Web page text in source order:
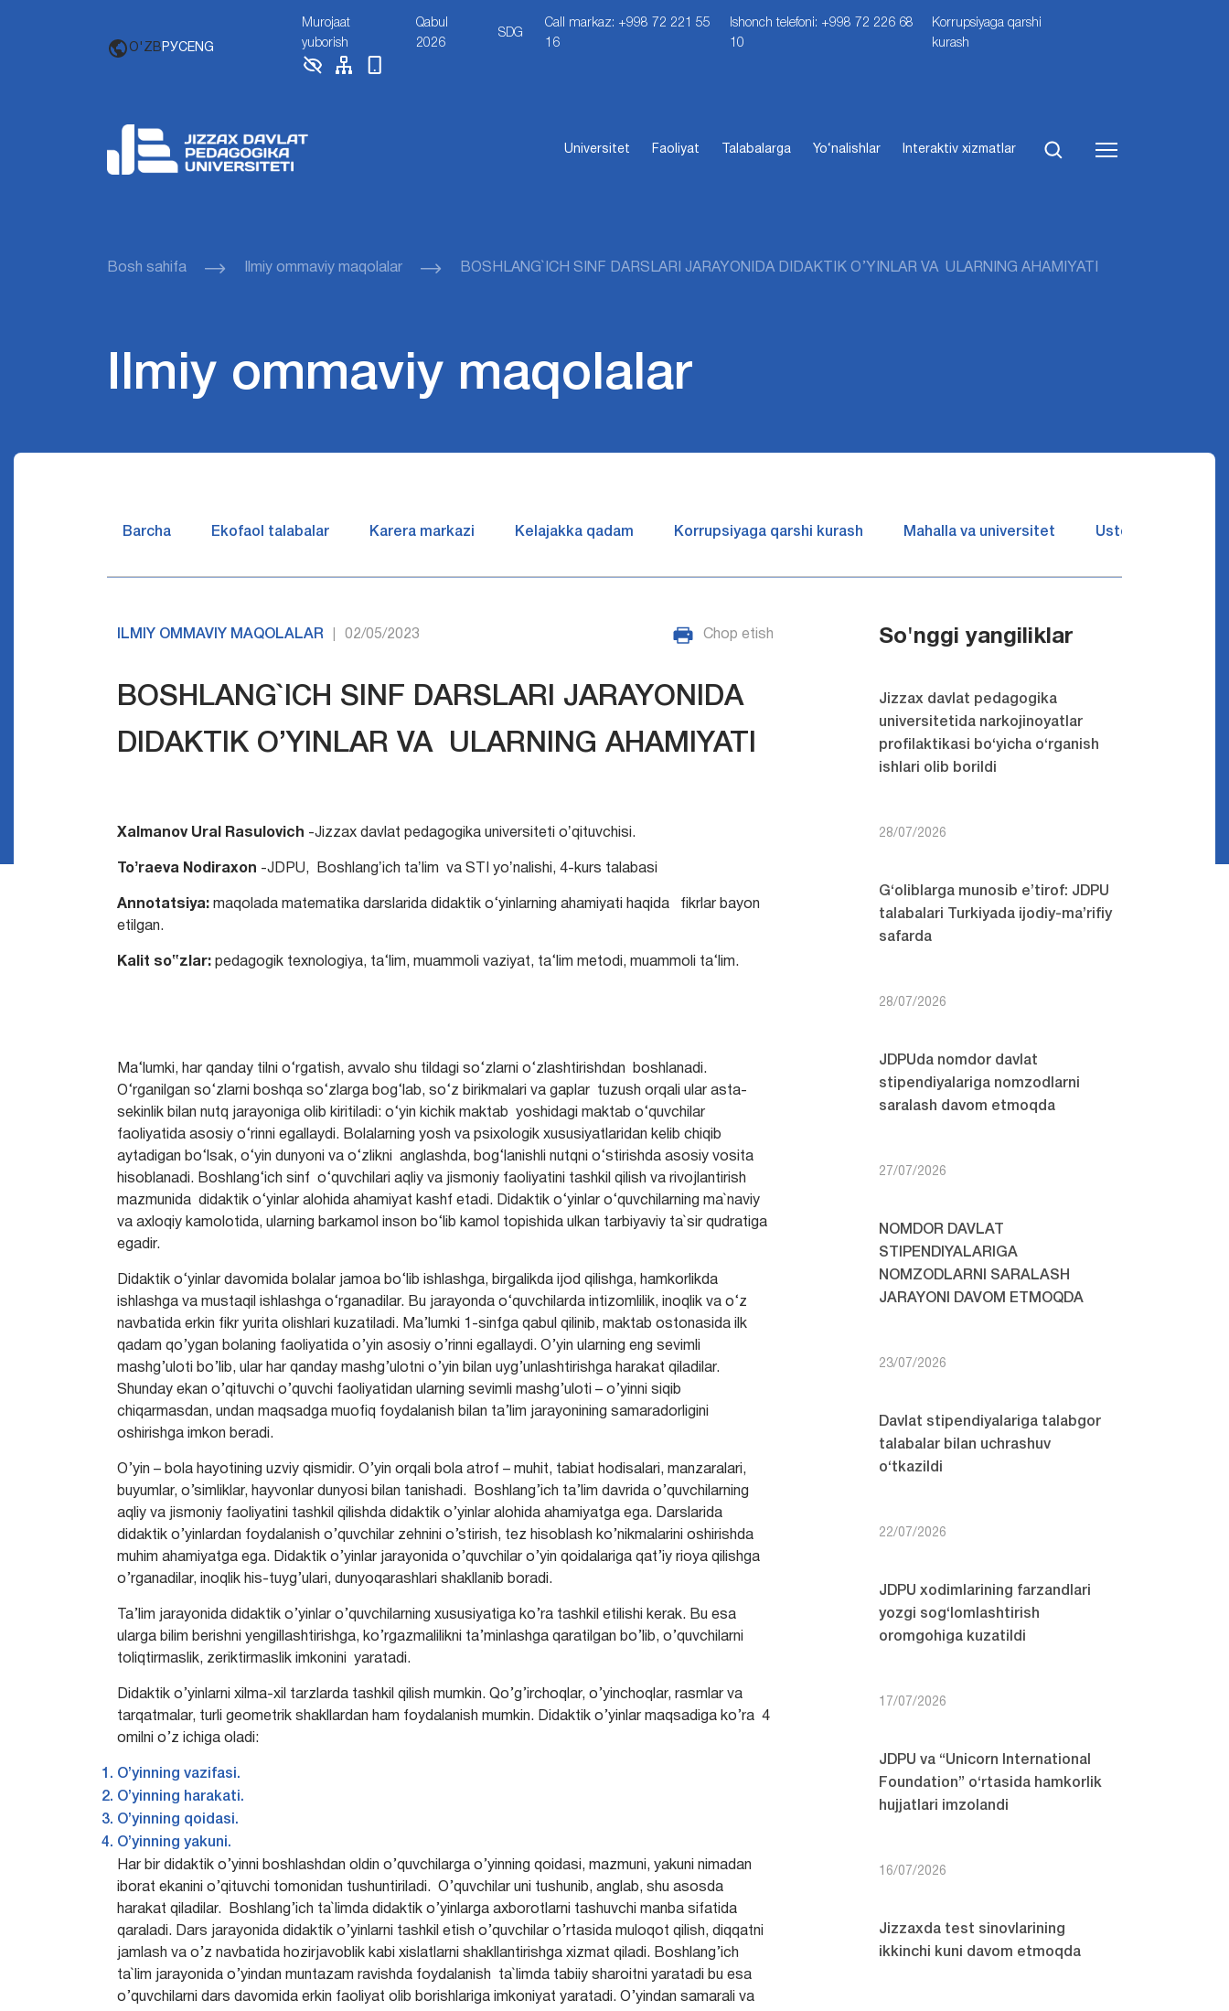
O'ZB РУСENG
Murojaat
yuborish
Qabul
2026
SDG
Call markaz: +998 72 221 55
16
Ishonch telefoni: +998 72 226 68
10
Korrupsiyaga qarshi
kurash
Universitet Faoliyat Talabalarga Yo‘nalishlar Interaktiv xizmatlar
Bosh sahifa Ilmiy ommaviy maqolalar BOSHLANG`ICH SINF DARSLARI JARAYONIDA DIDAKTIK O’YINLAR VA ULARNING AHAMIYATI
Ilmiy ommaviy maqolalar
Barcha Ekofaol talabalar Karera markazi Kelajakka qadam Korrupsiyaga qarshi kurash Mahalla va universitet Ustozlar suhbatin
ILMIY OMMAVIY MAQOLALAR 02/05/2023 Chop etish
BOSHLANG`ICH SINF DARSLARI JARAYONIDA
DIDAKTIK O’YINLAR VA ULARNING AHAMIYATI
Xalmanov Ural Rasulovich -Jizzax davlat pedagogika universiteti oʼqituvchisi.
Toʼraeva Nodiraxon -JDPU, Boshlangʼich taʼlim va STI yoʼnalishi, 4-kurs talabasi
Annotatsiya: maqolada matematika darslarida didaktik o‘yinlarning ahamiyati haqida fikrlar bayon
etilgan.
Kalit so‟zlar: pedagogik texnologiya, ta‘lim, muammoli vaziyat, ta‘lim metodi, muammoli ta‘lim.
Ma‘lumki, har qanday tilni o‘rgatish, avvalo shu tildagi so‘zlarni o‘zlashtirishdan boshlanadi.
O‘rganilgan so‘zlarni boshqa so‘zlarga bog‘lab, so‘z birikmalari va gaplar tuzush orqali ular asta-
sekinlik bilan nutq jarayoniga olib kiritiladi: o‘yin kichik maktab yoshidagi maktab o‘quvchilar
faoliyatida asosiy o‘rinni egallaydi. Bolalarning yosh va psixologik xususiyatlaridan kelib chiqib
aytadigan bo‘lsak, o‘yin dunyoni va o‘zlikni anglashda, bog‘lanishli nutqni o‘stirishda asosiy vosita
hisoblanadi. Boshlang‘ich sinf o‘quvchilari aqliy va jismoniy faoliyatini tashkil qilish va rivojlantirish
mazmunida didaktik o‘yinlar alohida ahamiyat kashf etadi. Didaktik o‘yinlar o‘quvchilarning ma`naviy
va axloqiy kamolotida, ularning barkamol inson bo‘lib kamol topishida ulkan tarbiyaviy ta`sir qudratiga
egadir.
Didaktik o‘yinlar davomida bolalar jamoa bo‘lib ishlashga, birgalikda ijod qilishga, hamkorlikda
ishlashga va mustaqil ishlashga o‘rganadilar. Bu jarayonda o‘quvchilarda intizomlilik, inoqlik va o‘z
navbatida erkin fikr yurita olishlari kuzatiladi. Ma’lumki 1-sinfga qabul qilinib, maktab ostonasida ilk
qadam qo’ygan bolaning faoliyatida o’yin asosiy o’rinni egallaydi. O’yin ularning eng sevimli
mashg’uloti bo’lib, ular har qanday mashg’ulotni o’yin bilan uyg’unlashtirishga harakat qiladilar.
Shunday ekan o’qituvchi o’quvchi faoliyatidan ularning sevimli mashg’uloti – o’yinni siqib
chiqarmasdan, undan maqsadga muofiq foydalanish bilan ta’lim jarayonining samaradorligini
oshirishga imkon beradi.
O’yin – bola hayotining uzviy qismidir. O’yin orqali bola atrof – muhit, tabiat hodisalari, manzaralari,
buyumlar, o’simliklar, hayvonlar dunyosi bilan tanishadi. Boshlang’ich ta’lim davrida o’quvchilarning
aqliy va jismoniy faoliyatini tashkil qilishda didaktik o’yinlar alohida ahamiyatga ega. Darslarida
didaktik o’yinlardan foydalanish o’quvchilar zehnini o’stirish, tez hisoblash ko’nikmalarini oshirishda
muhim ahamiyatga ega. Didaktik o’yinlar jarayonida o’quvchilar o’yin qoidalariga qat’iy rioya qilishga
o’rganadilar, inoqlik his-tuyg’ulari, dunyoqarashlari shakllanib boradi.
Ta’lim jarayonida didaktik o’yinlar o’quvchilarning xususiyatiga ko’ra tashkil etilishi kerak. Bu esa
ularga bilim berishni yengillashtirishga, ko’rgazmalilikni ta’minlashga qaratilgan bo’lib, o’quvchilarni
toliqtirmaslik, zeriktirmaslik imkonini yaratadi.
Didaktik o’yinlarni xilma-xil tarzlarda tashkil qilish mumkin. Qo’g’irchoqlar, o’yinchoqlar, rasmlar va
tarqatmalar, turli geometrik shakllardan ham foydalanish mumkin. Didaktik o’yinlar maqsadiga ko’ra 4
omilni o’z ichiga oladi:
O’yinning vazifasi.
O’yinning harakati.
O’yinning qoidasi.
O’yinning yakuni.
Har bir didaktik o’yinni boshlashdan oldin o’quvchilarga o’yinning qoidasi, mazmuni, yakuni nimadan
iborat ekanini o’qituvchi tomonidan tushuntiriladi. O’quvchilar uni tushunib, anglab, shu asosda
harakat qiladilar. Boshlang’ich ta`limda didaktik o’yinlarga axborotlarni tashuvchi manba sifatida
qaraladi. Dars jarayonida didaktik o’yinlarni tashkil etish o’quvchilar o’rtasida muloqot qilish, diqqatni
jamlash va o’z navbatida hozirjavoblik kabi xislatlarni shakllantirishga xizmat qiladi. Boshlang’ich
ta`lim jarayonida o’yindan muntazam ravishda foydalanish ta`limda tabiiy sharoitni yaratadi bu esa
o’quvchilarni dars davomida erkin faoliyat olib borishlariga imkoniyat yaratadi. O’yindan samarali va
So'nggi yangiliklar
Jizzax davlat pedagogika
universitetida narkojinoyatlar
profilaktikasi bo‘yicha o‘rganish
ishlari olib borildi
28/07/2026
G‘oliblarga munosib e’tirof: JDPU
talabalari Turkiyada ijodiy-ma’rifiy
safarda
28/07/2026
JDPUda nomdor davlat
stipendiyalariga nomzodlarni
saralash davom etmoqda
27/07/2026
NOMDOR DAVLAT
STIPENDIYALARIGA
NOMZODLARNI SARALASH
JARAYONI DAVOM ETMOQDA
23/07/2026
Davlat stipendiyalariga talabgor
talabalar bilan uchrashuv
o‘tkazildi
22/07/2026
JDPU xodimlarining farzandlari
yozgi sog‘lomlashtirish
oromgohiga kuzatildi
17/07/2026
JDPU va “Unicorn International
Foundation” o‘rtasida hamkorlik
hujjatlari imzolandi
16/07/2026
Jizzaxda test sinovlarining
ikkinchi kuni davom etmoqda